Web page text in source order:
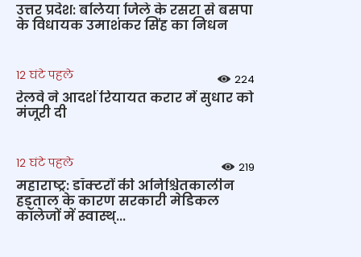
उत्तर प्रदेश: बलिया जिले के रसरा से बसपा
के विधायक उमाशंकर सिंह का निधन
12 घंटे पहले 224
रेलवे ने आदर्श रियायत करार में सुधार को
मंजूरी दी
12 घंटे पहले 219
महाराष्ट्र: डॉक्टरों की अनिश्चितकालीन
हड़ताल के कारण सरकारी मेडिकल
कॉलेजों में स्वास्थ्...